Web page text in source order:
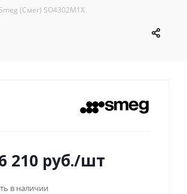
(Смег) SO4302M1X
210 руб./шт
в наличии